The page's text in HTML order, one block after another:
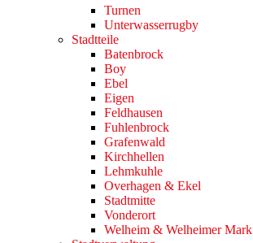
Turnen
Unterwasserrugby
Stadtteile
Batenbrock
Boy
Ebel
Eigen
Feldhausen
Fuhlenbrock
Grafenwald
Kirchhellen
Lehmkuhle
Overhagen & Ekel
Stadtmitte
Vonderort
Welheim & Welheimer Mark